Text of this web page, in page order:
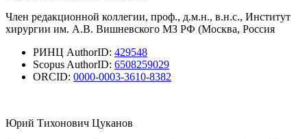
Член редакционной коллегии, проф., д.м.н., в.н.с., Институт
хирургии им. А.В. Вишневского МЗ РФ (Москва, Россия
РИНЦ AuthorID: 429548
Scopus AuthorID: 6508259029
ORCID: 0000-0003-3610-8382
Юрий Тихонович Цуканов